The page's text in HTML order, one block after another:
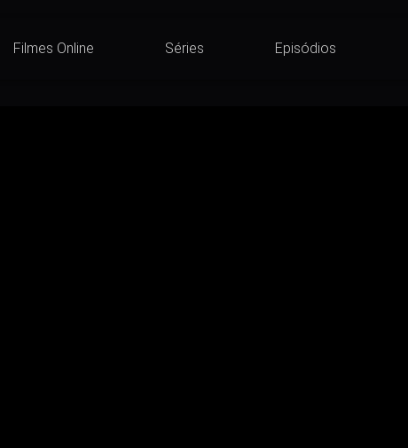
Filmes Online Séries Episódios